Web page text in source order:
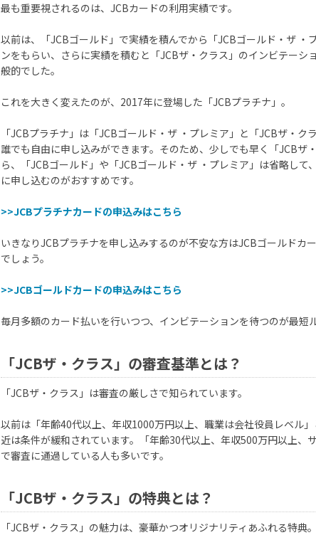
最も重要視されるのは、JCBカードの利用実績です。
以前は、「JCBゴールド」で実績を積んでから「JCBゴールド・ザ ・
ンをもらい、さらに実績を積むと「JCBザ・クラス」のインビテーシ
般的でした。
これを大きく変えたのが、2017年に登場した「JCBプラチナ」。
「JCBプラチナ」は「JCBゴールド・ザ ・プレミア」と「JCBザ・ク
誰でも自由に申し込みができます。そのため、少しでも早く「JCBザ
ら、「JCBゴールド」や「JCBゴールド・ザ ・プレミア」は省略して
に申し込むのがおすすめです。
>>JCBプラチナカードの申込みはこちら
いきなりJCBプラチナを申し込みするのが不安な方はJCBゴールドカ
でしょう。
>>JCBゴールドカードの申込みはこちら
毎月多額のカード払いを行いつつ、インビテーションを待つのが最短
「JCBザ・クラス」の審査基準とは？
「JCBザ・クラス」は審査の厳しさで知られています。
以前は「年齢40代以上、年収1000万円以上、職業は会社役員レベル
近は条件が緩和されています。「年齢30代以上、年収500万円以上、
で審査に通過している人も多いです。
「JCBザ・クラス」の特典とは？
「JCBザ・クラス」の魅力は、豪華かつオリジナリティあふれる特典